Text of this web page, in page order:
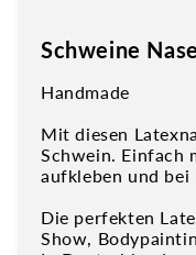
Schweine
Handmade
Mit diesen
Schwein. Einfach
aufkleben und bei
Die perfekten
Show,